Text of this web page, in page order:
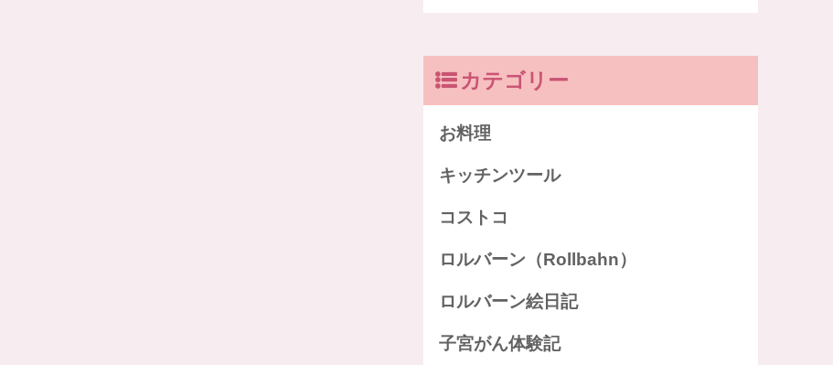
カテゴリー
お料理
キッチンツール
コストコ
ロルバーン（Rollbahn）
ロルバーン絵日記
子宮がん体験記